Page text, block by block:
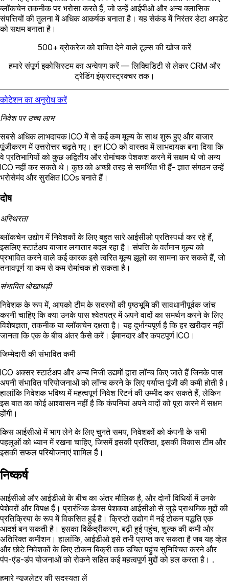
ब्लॉकचेन तकनीक पर भरोसा करते हैं, जो उन्हें आईपीओ और अन्य क्लासिक
संपत्तियों की तुलना में अधिक आकर्षक बनाता है। यह सेकंड में निरंतर डेटा अपडेट
को सक्षम बनाता है।
500+ ब्रोकरेज को शक्ति देने वाले टूल्स की खोज करें
हमारे संपूर्ण इकोसिस्टम का अन्वेषण करें — लिक्विडिटी से लेकर CRM और
ट्रेडिंग इंफ्रास्ट्रक्चर तक।
कोटेशन का अनुरोध करें
निवेश पर उच्च लाभ
सबसे अधिक लाभदायक ICO में से कई कम मूल्य के साथ शुरू हुए और बाजार
पूंजीकरण में उत्तरोत्तर चढ़ते गए। इन ICO को वास्तव में लाभदायक बना दिया कि
वे प्रतिभागियों को कुछ अद्वितीय और रोमांचक पेशकश करने में सक्षम थे जो अन्य
ICO नहीं कर सकते थे। कुछ को अच्छी तरह से समर्थित भी हैं- ज्ञात संगठन उन्हें
भरोसेमंद और सुरक्षित ICOs बनाते हैं।
दोष
अस्थिरता
ब्लॉकचेन उद्योग में निवेशकों के लिए बहुत सारे आईसीओ प्रतिस्पर्धा कर रहे हैं,
इसलिए स्टार्टअप बाजार लगातार बदल रहा है। संपत्ति के वर्तमान मूल्य को
प्रभावित करने वाले कई कारक इसे त्वरित मूल्य झूलों का सामना कर सकते हैं, जो
तनावपूर्ण या कम से कम रोमांचक हो सकता है।
संभावित धोखाधड़ी
निवेशक के रूप में, आपको टीम के सदस्यों की पृष्ठभूमि की सावधानीपूर्वक जांच
करनी चाहिए कि क्या उनके पास श्वेतपत्र में अपने वादों का समर्थन करने के लिए
विशेषज्ञता, तकनीक या ब्लॉकचेन दक्षता है। यह दुर्भाग्यपूर्ण है कि हर खरीदार नहीं
जानता कि एक के बीच अंतर कैसे करें। ईमानदार और कपटपूर्ण ICO।
जिम्मेदारी की संभावित कमी
ICO अक्सर स्टार्टअप और अन्य निजी उद्यमों द्वारा लॉन्च किए जाते हैं जिनके पास
अपनी संभावित परियोजनाओं को लॉन्च करने के लिए पर्याप्त पूंजी की कमी होती है।
हालांकि निवेशक भविष्य में महत्वपूर्ण निवेश रिटर्न की उम्मीद कर सकते हैं, लेकिन
इस बात का कोई आश्वासन नहीं है कि कंपनियां अपने वादों को पूरा करने में सक्षम
होंगी।
किस आईसीओ में भाग लेने के लिए चुनते समय, निवेशकों को कंपनी के सभी
पहलुओं को ध्यान में रखना चाहिए, जिसमें इसकी प्रतिष्ठा, इसकी विकास टीम और
इसकी सफल परियोजनाएं शामिल हैं।
निष्कर्ष
आईसीओ और आईडीओ के बीच का अंतर मौलिक है, और दोनों विधियों में उनके
पेशेवरों और विपक्ष हैं। प्रारंभिक डेक्स पेशकश आईसीओ से जुड़े प्राथमिक मुद्दों की
प्रतिक्रिया के रूप में विकसित हुई है। क्रिप्टो उद्योग में नई टोकन पद्धति एक
आदर्श बन सकती है। इसका विकेंद्रीकरण, बढ़ी हुई पहुंच, शुल्क की कमी और
अतिरिक्त कमीशन। हालांकि, आईडीओ इसे तभी प्राप्त कर सकता है जब यह व्हेल
और छोटे निवेशकों के लिए टोकन बिक्री तक उचित पहुंच सुनिश्चित करने और
पंप-एंड-डंप योजनाओं को रोकने सहित कई महत्वपूर्ण मुद्दों को हल करता है। .
हमारे न्यूज़लेटर की सदस्यता लें